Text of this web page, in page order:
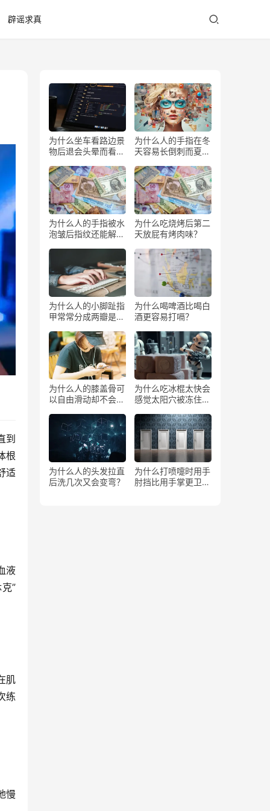
辟谣求真
到
根
适
液
”
肌
练
慢
为什么坐车看路边景
物后退会头晕而看前
为什么人的手指在冬
天容易长倒刺而夏天
为什么人的手指被水
泡皱后指纹还能解锁
为什么吃烧烤后第二
天放屁有烤肉味？
为什么人的小脚趾指
甲常常分成两瓣是返
为什么喝啤酒比喝白
酒更容易打嗝？
为什么人的膝盖骨可
以自由滑动却不会掉
为什么吃冰棍太快会
感觉太阳穴被冻住了
为什么人的头发拉直
后洗几次又会变弯？
为什么打喷嚏时用手
肘挡比用手掌更卫